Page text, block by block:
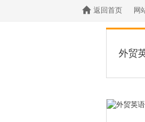
 返回首页 网
外贸